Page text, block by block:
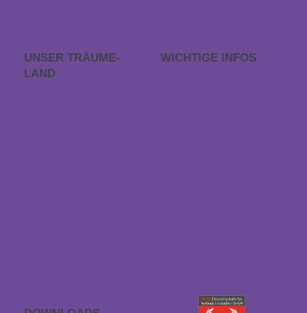
UNSER TRÄUME­
LAND
WICHTIGE INFOS